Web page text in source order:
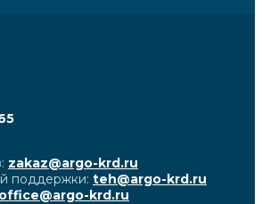
zakaz@argo-krd.ru
поддержки: teh@argo-krd.ru
office@argo-krd.ru